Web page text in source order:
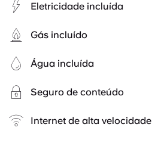
Eletricidade incluída
Gás incluído
Água incluída
Seguro de conteúdo
Internet de alta velocidade